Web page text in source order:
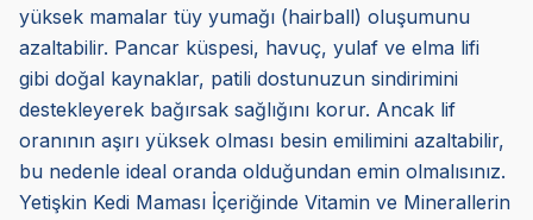
yüksek mamalar tüy yumağı (hairball) oluşumunu
azaltabilir. Pancar küspesi, havuç, yulaf ve elma lifi
gibi doğal kaynaklar, patili dostunuzun sindirimini
destekleyerek bağırsak sağlığını korur. Ancak lif
oranının aşırı yüksek olması besin emilimini azaltabilir,
bu nedenle ideal oranda olduğundan emin olmalısınız.
Yetişkin Kedi Maması İçeriğinde Vitamin ve Minerallerin